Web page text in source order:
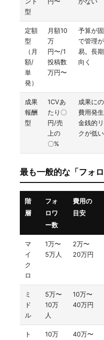
型
定額
型
（月
額/
単
発）
月額10
万
円〜/1
投稿数
万円〜
予算が
で管理
易。長
向く
成果
報酬
型
1CVあ
たり〇
円/売
上の
〇%
成果に
費用発
金銭的
クが低い
最も一般的な「フォ
階
層
フォ
ロワ
ー数
費用の
目安
マ
イ
ク
ロ
1万〜
5万人
2万〜
20万円
ミ
ド
ル
5万〜
10万
人
10万〜
40万円
ト
10万
40万〜